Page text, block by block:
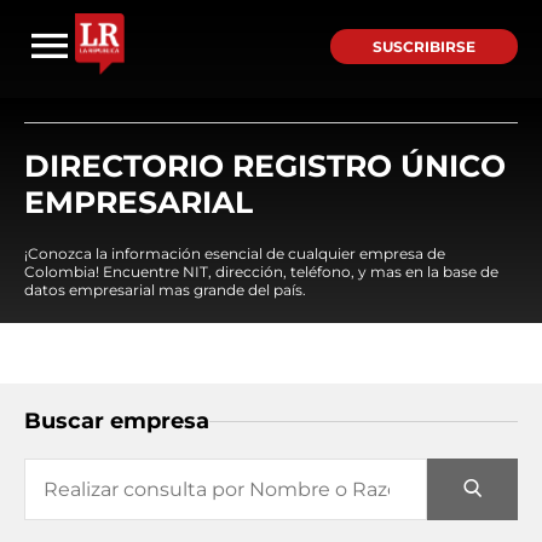
SUSCRIBIRSE
DIRECTORIO REGISTRO ÚNICO
EMPRESARIAL
¡Conozca la información esencial de cualquier empresa de
Colombia! Encuentre NIT, dirección, teléfono, y mas en la base de
datos empresarial mas grande del país.
Buscar empresa